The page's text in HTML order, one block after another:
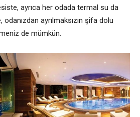
ayrıca her odada termal su da
ayrılmaksızın şifa dolu
de mümkün.